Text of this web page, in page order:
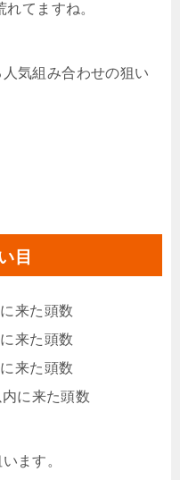
てますね。
気組み合わせの狙い
目
来た頭数
来た頭数
来た頭数
に来た頭数
ます。